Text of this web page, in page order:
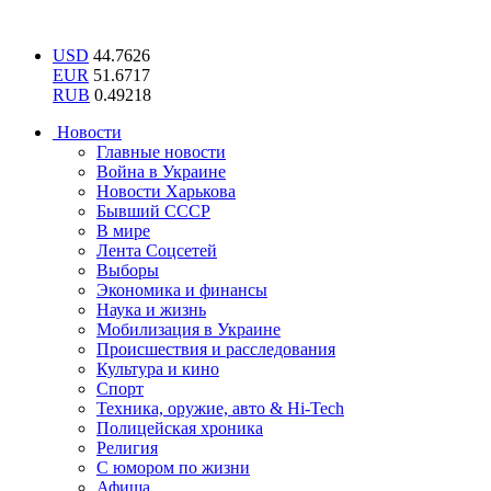
USD 44.7626
EUR 51.6717
RUB 0.49218
Новости
Главные новости
Война в Украине
Новости Харькова
Бывший СССР
В мире
Лента Соцсетей
Выборы
Экономика и финансы
Наука и жизнь
Мобилизация в Украине
Происшествия и расследования
Культура и кино
Спорт
Техника, оружие, авто & Hi-Tech
Полицейская хроника
Религия
С юмором по жизни
Афиша